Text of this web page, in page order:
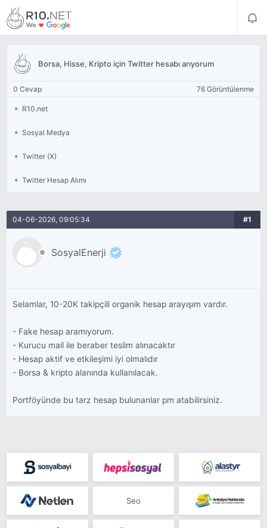
Borsa, Hisse, Kripto için Twitter hesabı arıyorum
0 Cevap 76 Görüntülenme
R10.net
Sosyal Medya
Twitter (X)
Twitter Hesap Alımı
04-06-2026, 09:05:34 #1
SosyalEnerji
Selamlar, 10-20K takipçili organik hesap arayışım vardır.
- Fake hesap aramıyorum.
- Kurucu mail ile beraber teslim alınacaktır
- Hesap aktif ve etkileşimi iyi olmalıdır
- Borsa & kripto alanında kullanılacak.
Portföyünde bu tarz hesap bulunanlar pm atabilirsiniz.
Seo